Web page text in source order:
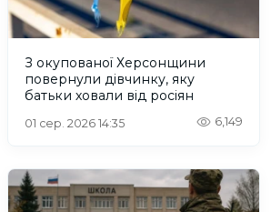
З окупованої Херсонщини
повернули дівчинку, яку
батьки ховали від росіян
01 сер. 2026 14:35 6,149